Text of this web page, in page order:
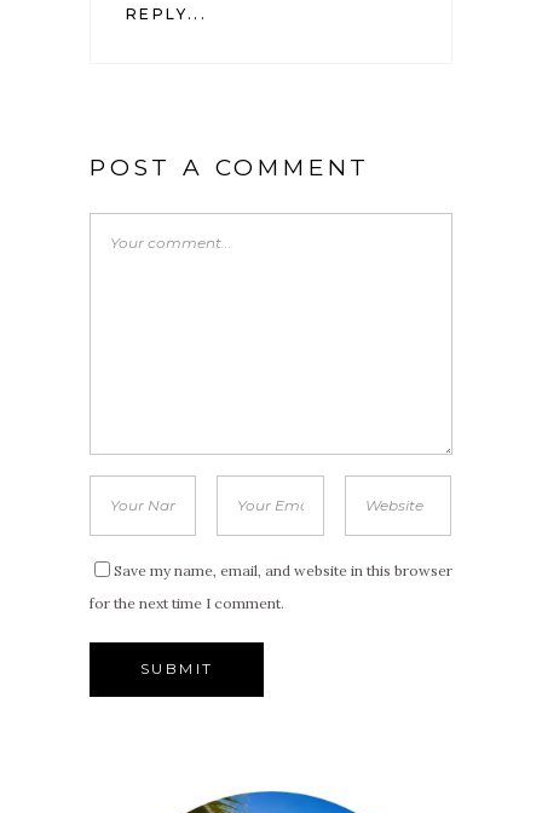
REPLY...
POST A COMMENT
Save my name, email, and website in this browser
for the next time I comment.